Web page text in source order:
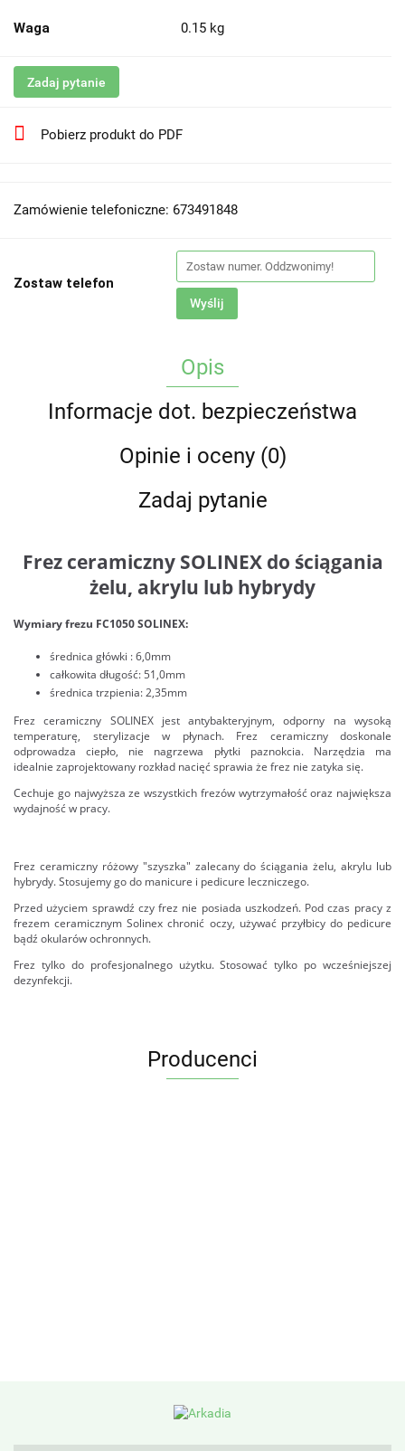
Waga 0.15 kg
Zadaj pytanie
Pobierz produkt do PDF
Zamówienie telefoniczne: 673491848
Zostaw telefon
Wyślij
Opis
Informacje dot. bezpieczeństwa
Opinie i oceny (0)
Zadaj pytanie
Frez ceramiczny SOLINEX do ściągania
żelu, akrylu lub hybrydy
Wymiary frezu FC1050 SOLINEX:
średnica główki : 6,0mm
całkowita długość: 51,0mm
średnica trzpienia: 2,35mm
Frez ceramiczny SOLINEX jest antybakteryjnym, odporny na wysoką
temperaturę, sterylizacje w płynach. Frez ceramiczny doskonale
odprowadza ciepło, nie nagrzewa płytki paznokcia. Narzędzia ma
idealnie zaprojektowany rozkład nacięć sprawia że frez nie zatyka się.
Cechuje go najwyższa ze wszystkich frezów wytrzymałość oraz największa
wydajność w pracy.
Frez ceramiczny różowy "szyszka" zalecany do ściągania żelu, akrylu lub
hybrydy. Stosujemy go do manicure i pedicure leczniczego.
Przed użyciem sprawdź czy frez nie posiada uszkodzeń. Pod czas pracy z
frezem ceramicznym Solinex chronić oczy, używać przyłbicy do pedicure
bądź okularów ochronnych.
Frez tylko do profesjonalnego użytku. Stosować tylko po wcześniejszej
dezynfekcji.
Producenci